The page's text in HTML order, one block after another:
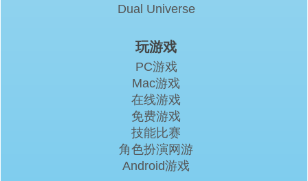
Dual Universe
玩游戏
PC游戏
Mac游戏
在线游戏
免费游戏
技能比赛
角色扮演网游
Android游戏